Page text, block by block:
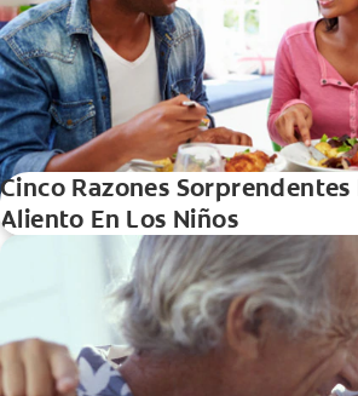
Cinco Razones Sorprendentes
Aliento En Los Niños